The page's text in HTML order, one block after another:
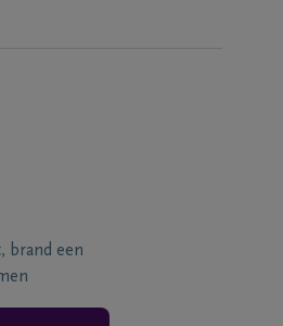
brand een